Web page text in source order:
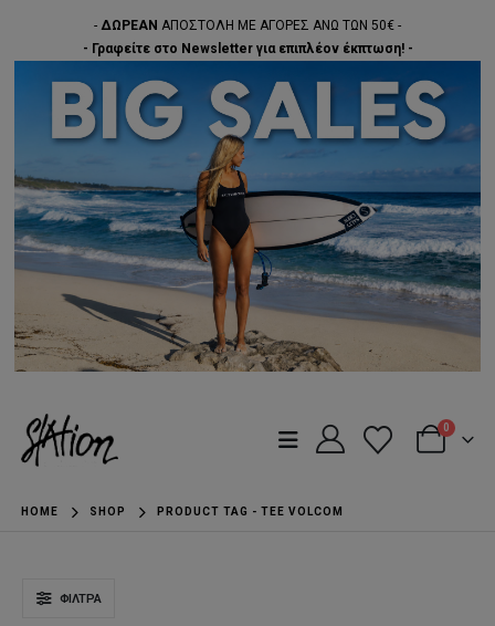
- ΔΩΡΕΑΝ ΑΠΟΣΤΟΛΗ ΜΕ ΑΓΟΡΕΣ ΑΝΩ ΤΩΝ 50€ -
- Γραφείτε στο Newsletter για επιπλέον έκπτωση! -
0
HOME SHOP PRODUCT TAG -TEE VOLCOM
ΦΊΛΤΡΑ